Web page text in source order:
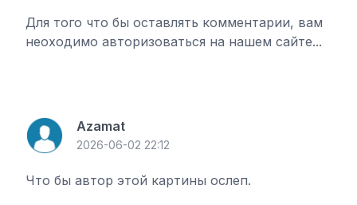
Для того что бы оставлять комментарии, вам
неоходимо авторизоваться на нашем сайте...
Azamat
2026-06-02 22:12
Что бы автор этой картины ослеп.